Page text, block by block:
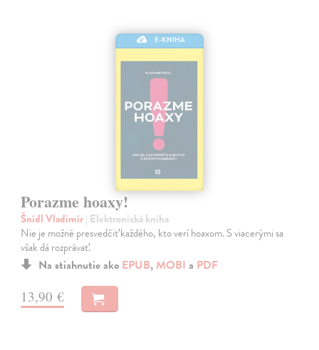
E-KNIHA
Porazme hoaxy!
Šnídl Vladimír| Elektronická kniha
Nie je možné presvedčiť každého, kto verí hoaxom. S viacerými sa
však dá rozprávať.
Na stiahnutie ako EPUB, MOBI a PDF
13,90 €